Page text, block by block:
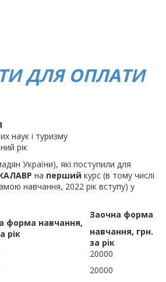
ДЛЯ ОПЛАТИ
наук і туризму
рік
України), які поступили для
на перший курс (в тому числі
навчання, 2022 рік вступу) у
форма навчання,
рік
Заочна форма
навчання, грн.
за рік
20000
20000